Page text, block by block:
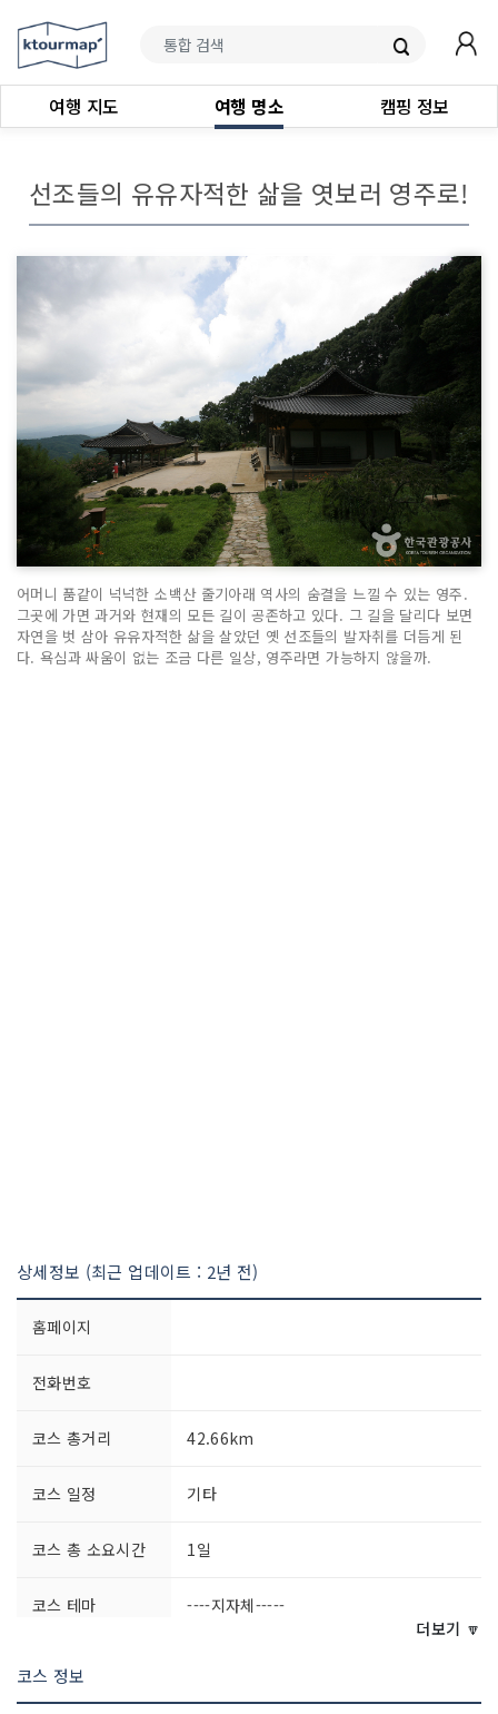
여행 지도 여행 명소 캠핑 정보
선조들의 유유자적한 삶을 엿보러 영주로!
어머니 품같이 넉넉한 소백산 줄기아래 역사의 숨결을 느낄 수 있는 영주.
그곳에 가면 과거와 현재의 모든 길이 공존하고 있다. 그 길을 달리다 보면
자연을 벗 삼아 유유자적한 삶을 살았던 옛 선조들의 발자취를 더듬게 된
다. 욕심과 싸움이 없는 조금 다른 일상, 영주라면 가능하지 않을까.
상세정보 (최근 업데이트 : 2년 전)
홈페이지
전화번호
코스 총거리 42.66km
코스 일정 기타
코스 총 소요시간 1일
코스 테마
----지자체-----
더보기 🔽
코스 정보